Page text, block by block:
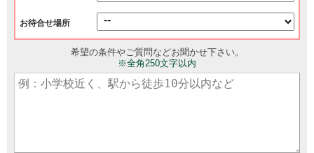
お待合せ場所
希望の条件やご質問などお聞かせ下さい。
※全角250文字以内